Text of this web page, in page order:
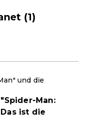
(1)
und die
Man:
ist die